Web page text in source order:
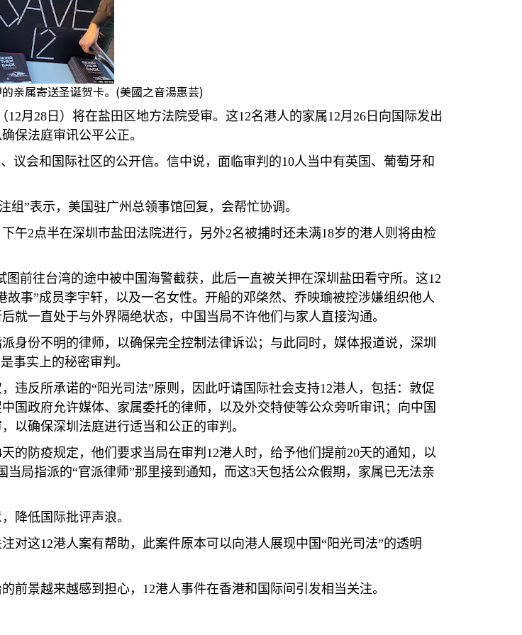
亲属寄送圣诞贺卡。(美國之音湯惠芸)
12月 28 日）将在盐田区地方法院受审。这12名港人的家属12月 26 日向国际发出
保法庭审讯公平公正。
议会和国际社区的公开信。信中说，面临审判的10人当中有英国、葡萄牙和
组”表示，美国驻广州总领事馆回复，会帮忙协调。
下午2点半在深圳市盐田法院进行，另外2名被捕时还未满18岁的港人则将由检
图前往台湾的途中被中国海警截获，此后一直被关押在深圳盐田看守所。这12
事”成员李宇轩，以及一名女性。开船的邓棨然、乔映瑜被控涉嫌组织他人
就一直处于与外界隔绝状态，中国当局不许他们与家人直接沟通。
身份不明的律师，以确保完全控制法律诉讼；与此同时，媒体报道说，深圳
事实上的秘密审判。
违反所承诺的“阳光司法”原则，因此吁请国际社会支持12港人，包括：敦促
国政府允许媒体、家属委托的律师，以及外交特使等公众旁听审讯；向中国
以确保深圳法庭进行适当和公正的审判。
天的防疫规定，他们要求当局在审判 12港人时，给予他们提前20天的通知，以
当局指派的“官派律师”那里接到通知，而这3天包括公众假期，家属已无法亲
降低国际批评声浪。
对这12港人案有帮助，此案件原本可以向港人展现中国“阳光司法”的透明
前景越来越感到担心， 12港人事件在香港和国际间引发相当关注。